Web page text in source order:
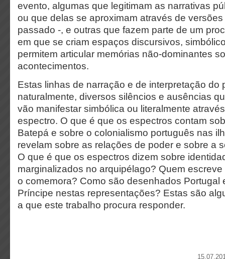
evento, algumas que legitimam as narrativas
ou que delas se aproximam através de
passado -, e outras que fazem parte de um
em que se criam espaços discursivos,
permitem articular memórias não-dominantes
acontecimentos.
Estas linhas de narração e de interpretação do
naturalmente, diversos silêncios e ausências
vão manifestar simbólica ou literalmente
espectro. O que é que os espectros contam
Batepá e sobre o colonialismo português nas
revelam sobre as relações de poder e sobre a
O que é que os espectros dizem sobre
marginalizados no arquipélago? Quem
o comemora? Como são desenhados Portugal
Príncipe nestas representações? Estas são
a que este trabalho procura responder.